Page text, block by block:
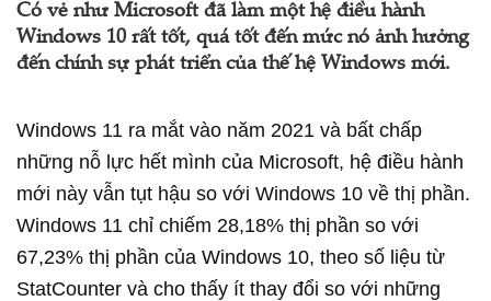
Có vẻ như Microsoft đã làm một hệ điều hành
Windows 10 rất tốt, quá tốt đến mức nó ảnh hưởng
đến chính sự phát triển của thế hệ Windows mới.
Windows 11 ra mắt vào năm 2021 và bất chấp
những nỗ lực hết mình của Microsoft, hệ điều hành
mới này vẫn tụt hậu so với Windows 10 về thị phần.
Windows 11 chỉ chiếm 28,18% thị phần so với
67,23% thị phần của Windows 10, theo số liệu từ
StatCounter và cho thấy ít thay đổi so với những